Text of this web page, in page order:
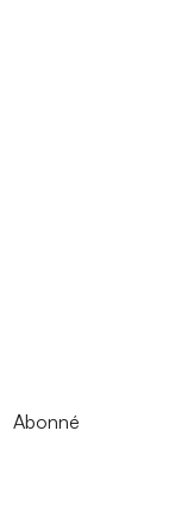
Abonné